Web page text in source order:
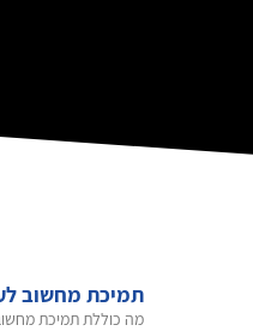
תמיכת מחשוב
מה כוללת תמיכת